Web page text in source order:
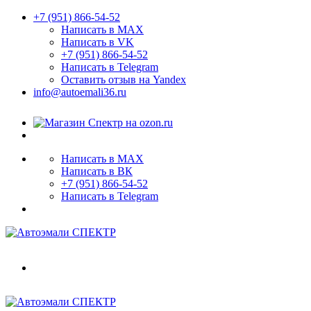
+7 (951) 866-54-52
Написать в MAX
Написать в VK
+7 (951) 866-54-52
Написать в Telegram
Оставить отзыв на Yandex
info@autoemali36.ru
Написать в MAX
Написать в ВК
+7 (951) 866-54-52
Написать в Telegram